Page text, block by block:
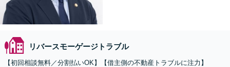
リバースモーゲージトラブル
【初回相談無料／分割払いOK】【借主側の不動産トラブルに注力】